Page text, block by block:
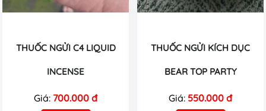
THUỐC NGỬI C4 LIQUID
INCENSE
Giá: 700.000 đ
THUỐC NGỬI KÍCH DỤC
BEAR TOP PARTY
Giá: 550.000 đ